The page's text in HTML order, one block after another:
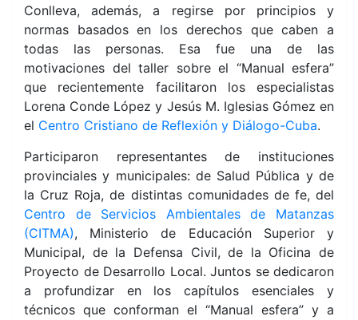
Conlleva, además, a regirse por principios y
normas basados en los derechos que caben a
todas las personas. Esa fue una de las
motivaciones del taller sobre el “Manual esfera”
que recientemente facilitaron los especialistas
Lorena Conde López y Jesús M. Iglesias Gómez en
el Centro Cristiano de Reflexión y Diálogo-Cuba.
Participaron representantes de instituciones
provinciales y municipales: de Salud Pública y de
la Cruz Roja, de distintas comunidades de fe, del
Centro de Servicios Ambientales de Matanzas
(CITMA), Ministerio de Educación Superior y
Municipal, de la Defensa Civil, de la Oficina de
Proyecto de Desarrollo Local. Juntos se dedicaron
a profundizar en los capítulos esenciales y
técnicos que conforman el “Manual esfera” y a